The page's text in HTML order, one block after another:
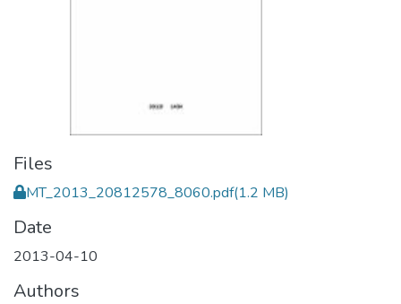
Files
MT_2013_20812578_8060.pdf(1.2 MB)
Date
2013-04-10
Authors